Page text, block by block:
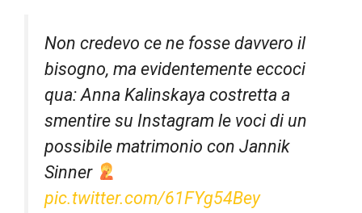
Non credevo ce ne fosse davvero il
bisogno, ma evidentemente eccoci
qua: Anna Kalinskaya costretta a
smentire su Instagram le voci di un
possibile matrimonio con Jannik
Sinner
pic.twitter.com/61FYg54Bey